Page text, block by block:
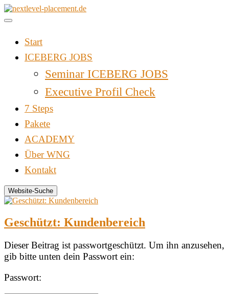
Zum
Inhalt
Start
ICEBERG JOBS
Seminar ICEBERG JOBS
Executive Profil Check
7 Steps
Pakete
ACADEMY
Über WNG
Kontakt
Website-Suche
Geschützt: Kundenbereich
Dieser Beitrag ist passwortgeschützt. Um ihn anzusehen,
gib bitte unten dein Passwort ein:
Passwort: